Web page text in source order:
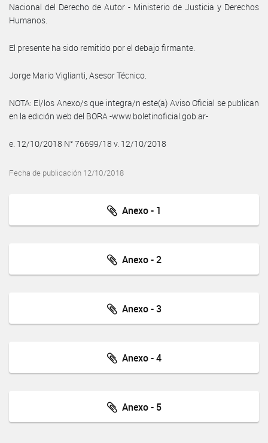
Nacional del Derecho de Autor - Ministerio de Justicia y Derechos
Humanos.
El presente ha sido remitido por el debajo firmante.
Jorge Mario Viglianti, Asesor Técnico.
NOTA: El/los Anexo/s que integra/n este(a) Aviso Oficial se publican
en la edición web del BORA -www.boletinoficial.gob.ar-
e. 12/10/2018 N° 76699/18 v. 12/10/2018
Fecha de publicación 12/10/2018
Anexo - 1
Anexo - 2
Anexo - 3
Anexo - 4
Anexo - 5